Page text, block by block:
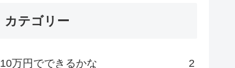
カテゴリー
10万円でできるかな 2